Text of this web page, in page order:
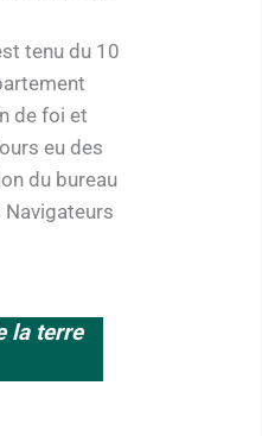
tenu du 10
de foi et
eu des
du bureau
Navigateurs
la terre